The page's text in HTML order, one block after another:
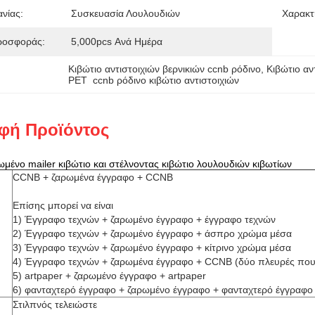
Συσκευασία Λουλουδιών
5,000pcs Ανά Ημέρα
Κιβώτιο αντιστοιχιών βερνικιών ccnb ρόδινο, Κιβώτιο
PET  ccnb ρόδινο κιβώτιο αντιστοιχιών
Προϊόντος
mailer κιβώτιο και στέλνοντας κιβώτιο λουλουδιών κιβωτίων
CCNB + ζαρωμένα έγγραφο + CCNB
Επίσης μπορεί να είναι
1) Έγγραφο τεχνών + ζαρωμένο έγγραφο + έγγραφο τεχνών
2) Έγγραφο τεχνών + ζαρωμένο έγγραφο + άσπρο χρώμα μέσα
3) Έγγραφο τεχνών + ζαρωμένο έγγραφο + κίτρινο χρώμα μέσα
4) Έγγραφο τεχνών + ζαρωμένα έγγραφο + CCNB (δύο πλευρές
5) artpaper + ζαρωμένο έγγραφο + artpaper
6) φανταχτερό έγγραφο + ζαρωμένο έγγραφο + φανταχτερό έγγραφο
Στιλπνός τελειώστε